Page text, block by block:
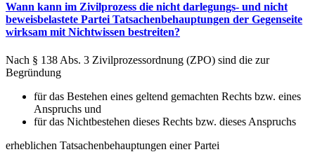
Wann kann im Zivilprozess die nicht darlegungs- und nicht
beweisbelastete Partei Tatsachenbehauptungen der Gegenseite
wirksam mit Nichtwissen bestreiten?
Nach § 138 Abs. 3 Zivilprozessordnung (ZPO) sind die zur
Begründung
für das Bestehen eines geltend gemachten Rechts bzw. eines
Anspruchs und
für das Nichtbestehen dieses Rechts bzw. dieses Anspruchs
erheblichen Tatsachenbehauptungen einer Partei